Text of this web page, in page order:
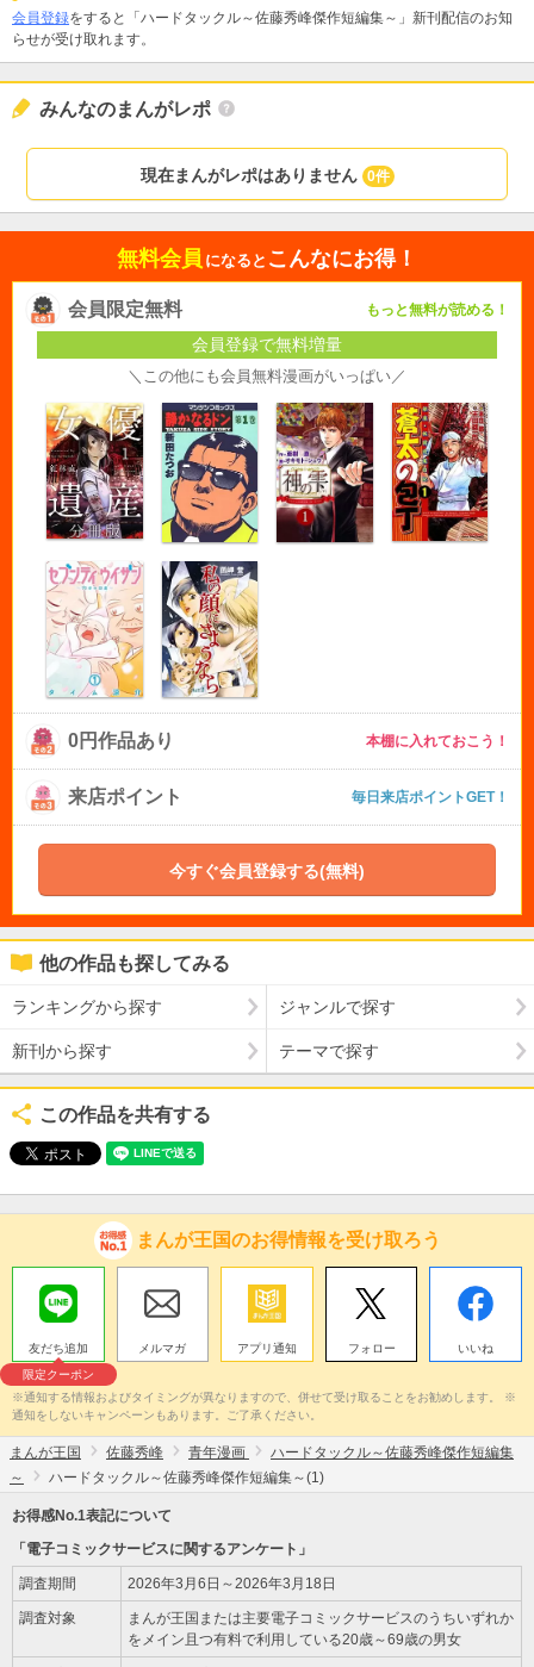
会員登録をすると「ハードタックル～佐藤秀峰傑作短編集～」新刊配信のお知
らせが受け取れます。
みんなのまんがレポ
現在まんがレポはありません 0件
無料会員 になると こんなにお得！
会員限定無料 もっと無料が読める！
会員登録で無料増量
＼この他にも会員無料漫画がいっぱい／
0円作品あり 本棚に入れておこう！
来店ポイント 毎日来店ポイントGET！
今すぐ会員登録する(無料)
他の作品も探してみる
ランキングから探す ジャンルで探す
新刊から探す テーマで探す
この作品を共有する
まんが王国のお得情報を受け取ろう
友だち追加
限定クーポン
メルマガ アプリ通知 フォロー いいね
※通知する情報およびタイミングが異なりますので、併せて受け取ることをお勧めします。 ※
通知をしないキャンペーンもあります。ご了承ください。
まんが王国 佐藤秀峰 青年漫画
ハードタックル～佐藤秀峰傑作短編集
～
ハードタックル～佐藤秀峰傑作短編集～(1)
お得感No.1表記について
「電子コミックサービスに関するアンケート」
調査期間 2026年3月6日～2026年3月18日
調査対象
まんが王国または主要電子コミックサービスのうちいずれか
をメイン且つ有料で利用している20歳～69歳の男女